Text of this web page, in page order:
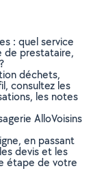
: quel service
de prestataire,
déchets,
consultez les
les notes
AlloVoisins
en passant
devis et les
étape de votre